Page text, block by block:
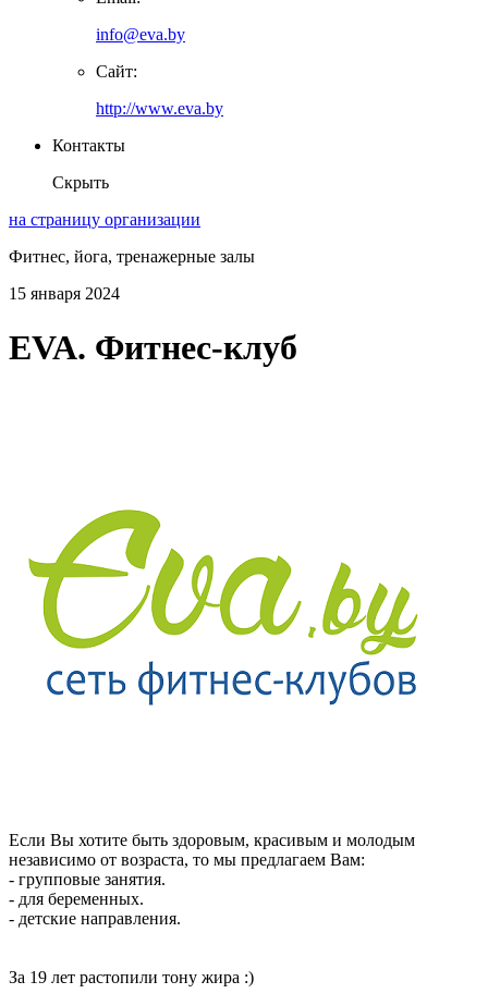
info@eva.by
Сайт:
http://www.eva.by
Контакты
Скрыть
на страницу организации
Фитнес, йога, тренажерные залы
15 января 2024
EVA. Фитнес-клуб
Если Вы хотите быть здоровым, красивым и молодым
независимо от возраста, то мы предлагаем Вам:
- групповые занятия.
- для беременных.
- детские направления.
За 19 лет растопили тону жира :)